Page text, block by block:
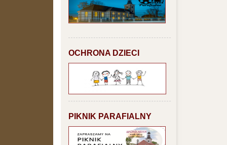
OCHRONA DZIECI
PIKNIK PARAFIALNY